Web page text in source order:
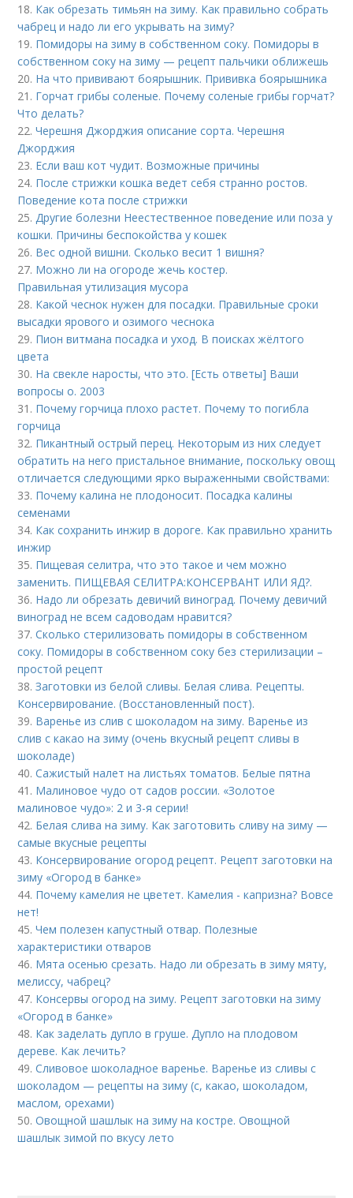
18. Как обрезать тимьян на зиму. Как правильно собрать
чабрец и надо ли его укрывать на зиму?
19. Помидоры на зиму в собственном соку. Помидоры в
собственном соку на зиму — рецепт пальчики оближешь
20. На что прививают боярышник. Прививка боярышника
21. Горчат грибы соленые. Почему соленые грибы горчат?
Что делать?
22.Черешня Джорджия описание сорта. Черешня
Джорджия
23. Если ваш кот чудит. Возможные причины
24. После стрижки кошка ведет себя странно ростов.
Поведение кота после стрижки
25.Другие болезни Неестественное поведение или поза у
кошки. Причины беспокойства у кошек
26. Вес одной вишни. Сколько весит 1 вишня?
27. Можно ли на огороде жечь костер.
Правильная утилизация мусора
28. Какой чеснок нужен для посадки. Правильные сроки
высадки ярового и озимого чеснока
29. Пион витмана посадка и уход. В поисках жёлтого
цвета
30. На свекле наросты, что это. [Есть ответы] Ваши
вопросы о. 2003
31. Почему горчица плохо растет. Почему то погибла
горчица
32. Пикантный острый перец. Некоторым из них следует
обратить на него пристальное внимание, поскольку овощ
отличается следующими ярко выраженными свойствами:
33. Почему калина не плодоносит. Посадка калины
семенами
34. Как сохранить инжир в дороге. Как правильно хранить
инжир
35. Пищевая селитра, что это такое и чем можно
заменить. ПИЩЕВАЯ СЕЛИТРА:КОНСЕРВАНТ ИЛИ ЯД?.
36. Надо ли обрезать девичий виноград. Почему девичий
виноград не всем садоводам нравится?
37.Сколько стерилизовать помидоры в собственном
соку. Помидоры в собственном соку без стерилизации –
простой рецепт
38.Заготовки из белой сливы. Белая слива. Рецепты.
Консервирование. (Восстановленный пост).
39. Варенье из слив с шоколадом на зиму. Варенье из
слив с какао на зиму (очень вкусный рецепт сливы в
шоколаде)
40.Сажистый налет на листьях томатов. Белые пятна
41. Малиновое чудо от садов россии. «Золотое
малиновое чудо»: 2 и 3-я серии!
42. Белая слива на зиму. Как заготовить сливу на зиму —
самые вкусные рецепты
43. Консервирование огород рецепт. Рецепт заготовки на
зиму «Огород в банке»
44. Почему камелия не цветет. Камелия - капризна? Вовсе
нет!
45.Чем полезен капустный отвар. Полезные
характеристики отваров
46. Мята осенью срезать. Надо ли обрезать в зиму мяту,
мелиссу, чабрец?
47. Консервы огород на зиму. Рецепт заготовки на зиму
«Огород в банке»
48. Как заделать дупло в груше. Дупло на плодовом
дереве. Как лечить?
49.Сливовое шоколадное варенье. Варенье из сливы с
шоколадом — рецепты на зиму (с, какао, шоколадом,
маслом, орехами)
50.Овощной шашлык на зиму на костре. Овощной
шашлык зимой по вкусу лето